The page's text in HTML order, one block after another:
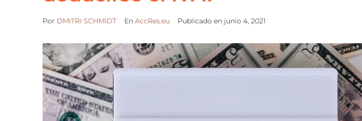
Por DMITRI SCHMIDT En AccRes.eu Publicado en junio 4, 2021